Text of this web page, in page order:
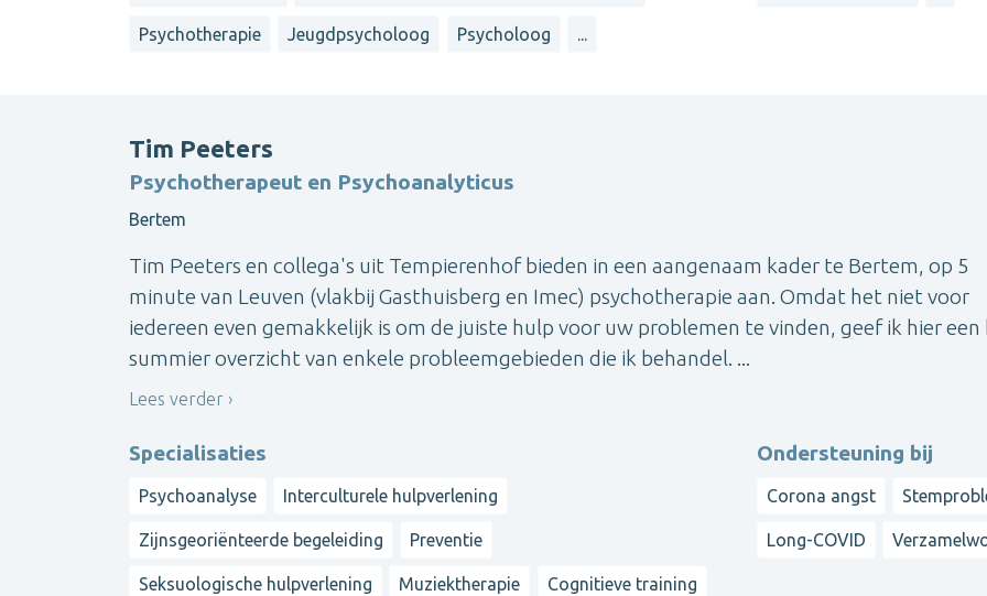
Psychotherapie Jeugdpsycholoog Psycholoog ...
Tim Peeters
Psychotherapeut en Psychoanalyticus
Bertem
Tim Peeters en collega's uit Tempierenhof bieden in een aangenaam kader te Bertem, op 5
minute van Leuven (vlakbij Gasthuisberg en Imec) psychotherapie aan. Omdat het niet voor
iedereen even gemakkelijk is om de juiste hulp voor uw problemen te vinden, geef ik hier een
summier overzicht van enkele probleemgebieden die ik behandel. ...
Lees verder
Specialisaties
Psychoanalyse Interculturele hulpverlening
Zijnsgeoriënteerde begeleiding Preventie
Seksuologische hulpverlening Muziektherapie Cognitieve training
Ondersteuning bij
Corona angst
Long-COVID